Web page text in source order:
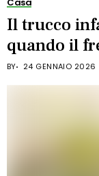
Casa
Il trucco
quando il
BY 24 GENNAIO 2026